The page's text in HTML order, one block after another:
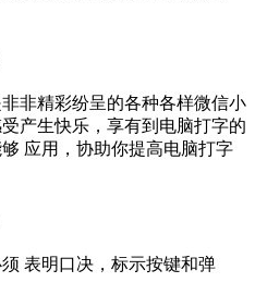
非精彩纷呈的各种各样微信小
产生快乐，享有到电脑打字的
应用，协助你提高电脑打字
表明口决，标示按键和弹